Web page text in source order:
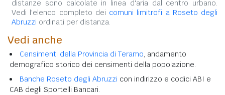
distanze sono calcolate in linea d'aria dal centro urbano.
Vedi l'elenco completo dei comuni limitrofi a Roseto degli
Abruzzi ordinati per distanza.
Vedi anche
Censimenti della Provincia di Teramo, andamento
demografico storico dei censimenti della popolazione.
Banche Roseto degli Abruzzi con indirizzo e codici ABI e
CAB degli Sportelli Bancari.